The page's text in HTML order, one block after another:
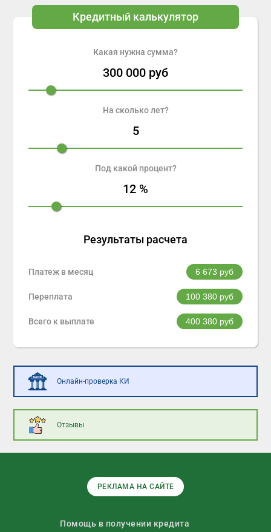
Кредитный калькулятор
Какая нужна сумма?
300 000 руб
На сколько лет?
5
Под какой процент?
12 %
Результаты расчета
Платеж в месяц 6 673 руб
Переплата 100 380руб
Всего к выплате 400 380руб
Онлайн-проверка КИ
Отзывы
РЕКЛАМА НА САЙТЕ
Помощь в получении кредита